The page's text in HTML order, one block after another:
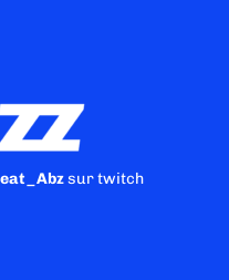
sur twitch